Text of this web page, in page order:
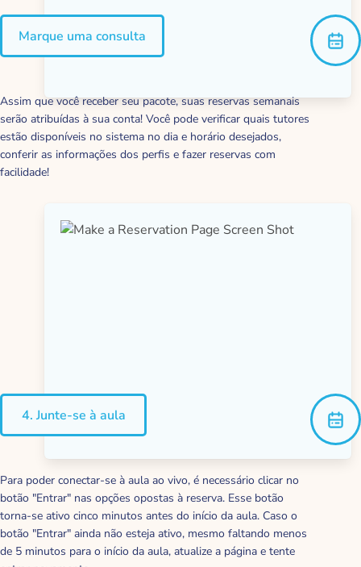
Assim que você receber seu pacote, suas reservas semanais
serão atribuídas à sua conta! Você pode verificar quais tutores
estão disponíveis no sistema no dia e horário desejados,
conferir as informações dos perfis e fazer reservas com
facilidade!
Marque uma consulta
Para poder conectar-se à aula ao vivo, é necessário clicar no
botão "Entrar" nas opções opostas à reserva. Esse botão
torna-se ativo cinco minutos antes do início da aula. Caso o
botão "Entrar" ainda não esteja ativo, mesmo faltando menos
de 5 minutos para o início da aula, atualize a página e tente
4. Junte-se à aula